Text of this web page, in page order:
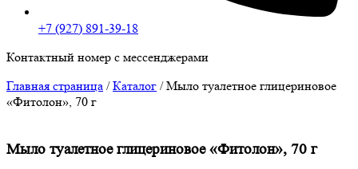
+7 (927) 891-39-18
Контактный номер с мессенджерами
Главная страница /Каталог /Мыло туалетное глицериновое
«Фитолон», 70 г
Мыло туалетное глицериновое «Фитолон», 70 г